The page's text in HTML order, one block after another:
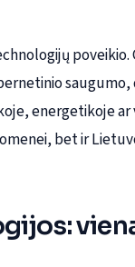
poveikio.
energetikoje ar
bet ir